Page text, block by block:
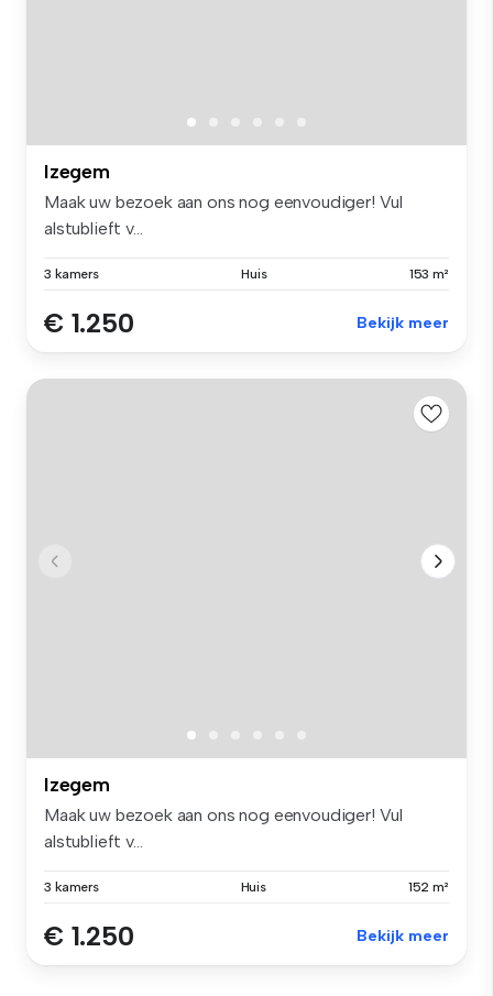
Izegem
Maak uw bezoek aan ons nog eenvoudiger! Vul
alstublieft v...
3 kamers Huis 153 m²
€ 1.250 Bekijk meer
Izegem
Maak uw bezoek aan ons nog eenvoudiger! Vul
alstublieft v...
3 kamers Huis 152 m²
€ 1.250 Bekijk meer